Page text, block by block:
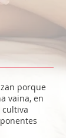
porque
vaina, en
cultiva